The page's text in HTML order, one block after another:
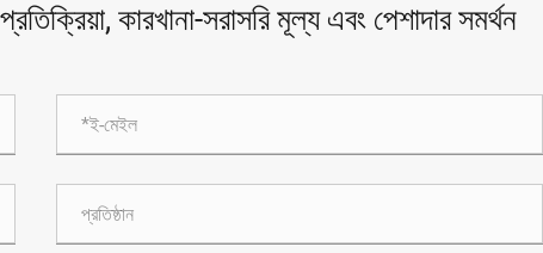
কারখানা-সরাসরি মূল্য এবং পেশাদার সমর্থন